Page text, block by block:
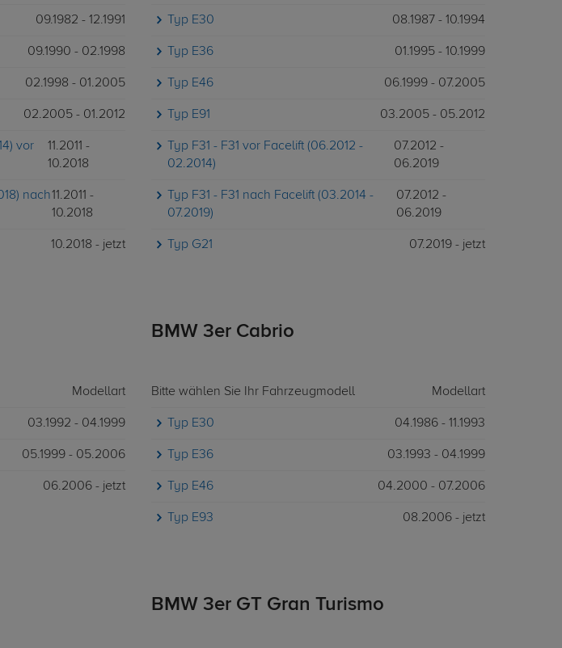
09.1982 - 12.1991
09.1990 - 02.1998
02.1998 - 01.2005
02.2005 - 01.2012
vor
11.2011 -
10.2018
nach11.2011 -
10.2018
10.2018 - jetzt
Typ E30 08.1987 - 10.1994
Typ E36 01.1995 - 10.1999
Typ E46 06.1999 - 07.2005
Typ E91 03.2005 - 05.2012
Typ F31 - F31 vor Facelift (06.2012 -
02.2014)
07.2012 -
06.2019
Typ F31 - F31 nach Facelift (03.2014 -
07.2019)
07.2012 -
06.2019
Typ G21 07.2019 - jetzt
Modellart
03.1992 - 04.1999
05.1999 - 05.2006
06.2006 - jetzt
BMW 3er Cabrio
Bitte wählen Sie Ihr Fahrzeugmodell Modellart
Typ E30 04.1986 - 11.1993
Typ E36 03.1993 - 04.1999
Typ E46 04.2000 - 07.2006
Typ E93 08.2006 - jetzt
BMW 3er GT Gran Turismo